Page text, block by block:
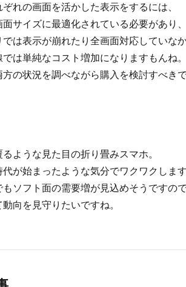
れの画面を活かした表示をするには、
サイズに最適化されている必要があり、
は表示が崩れたり全画面対応していな
は単純なコスト増加になりますもんね。
の状況を調べながら購入を検討すべきで
ような見た目の折り畳みスマホ。
が始まったような気分でワクワクします
ソフト面の需要増が見込めそうですので
向を見守りたいですね。